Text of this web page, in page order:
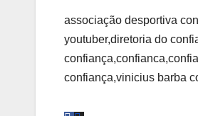
associação desportiva
youtuber,diretoria do
confiança,vinicius barba